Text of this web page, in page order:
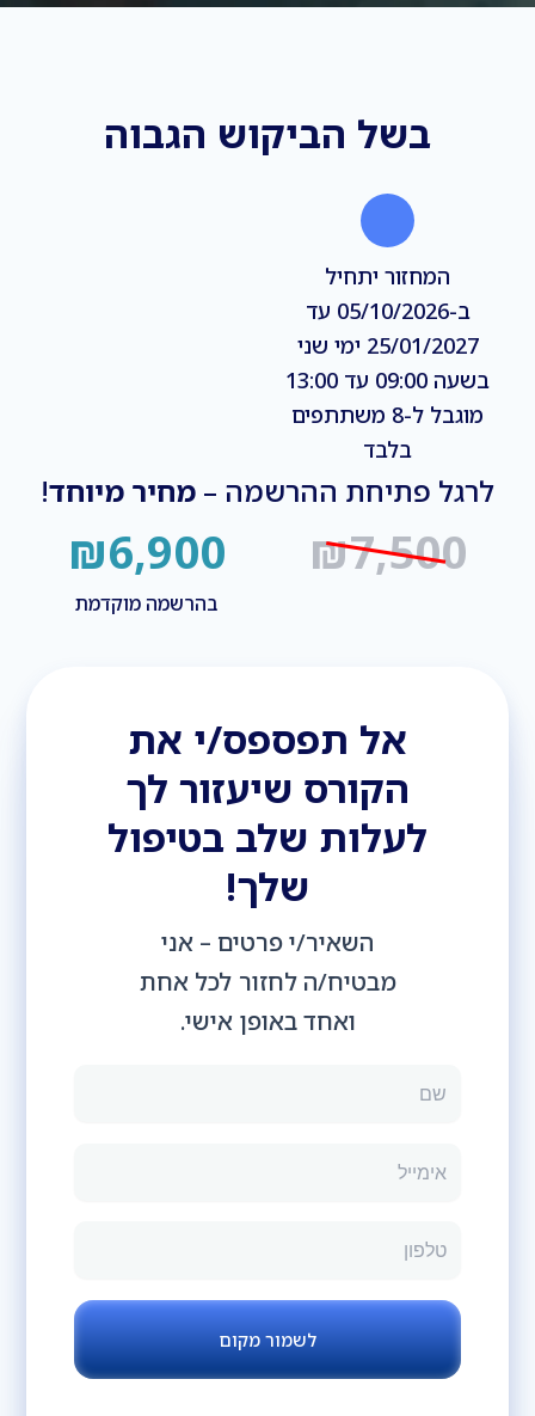
בשל הביקוש הגבוה
המחזור יתחיל
ב-05/10/2026 עד
25/01/2027 ימי שני
בשעה 09:00 עד 13:00
מוגבל ל-8 משתתפים
בלבד
לרגל פתיחת ההרשמה – מחיר מיוחד!
₪7,500
₪6,900
בהרשמה מוקדמת
אל תפספס/י את
הקורס שיעזור לך
לעלות שלב בטיפול
שלך!
השאיר/י פרטים – אני
מבטיח/ה לחזור לכל אחת
ואחד באופן אישי.